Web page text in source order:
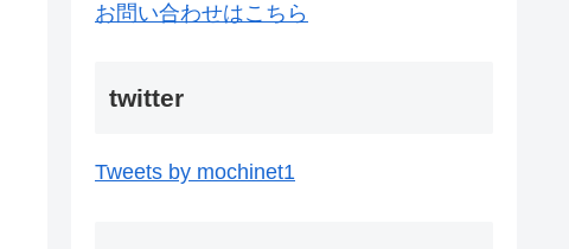
お問い合わせはこちら
twitter
Tweets by mochinet1